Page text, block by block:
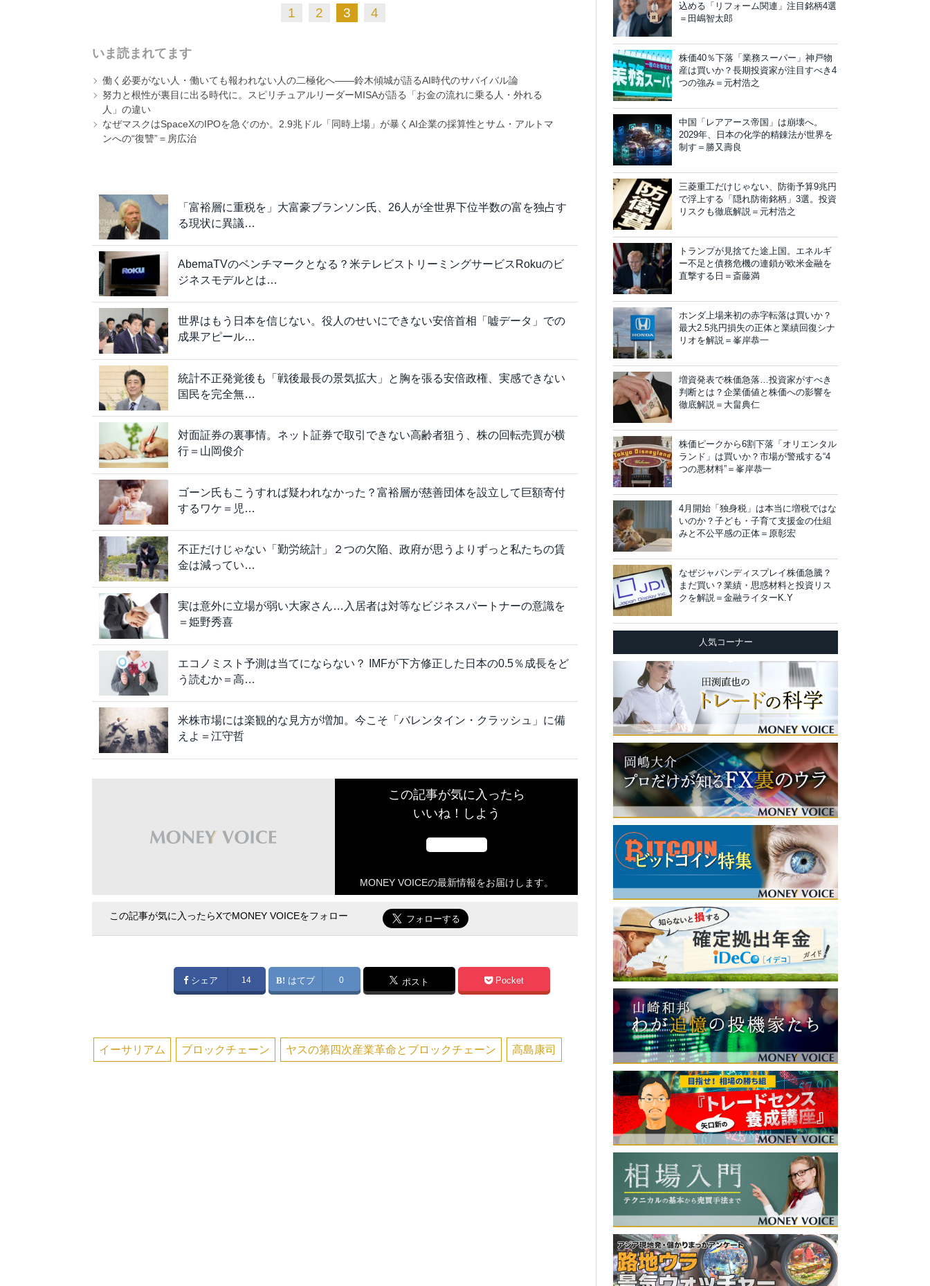
1 2 3 4
いま読まれてます
働く必要がない人・働いても報われない人の二極化へ――鈴木傾城が語るAI時代のサバイバル論
努力と根性が裏目に出る時代に。スピリチュアルリーダーMISAが語る「お金の流れに乗る人・外れる
人」の違い
なぜマスクはSpaceXのIPOを急ぐのか。2.9兆ドル「同時上場」が暴くAI企業の採算性とサム・アルトマ
ンへの“復讐”＝房広治
「富裕層に重税を」大富豪ブランソン氏、26人が全世界下位半数の富を独占す
る現状に異議…
AbemaTVのベンチマークとなる？米テレビストリーミングサービスRokuのビ
ジネスモデルとは…
世界はもう日本を信じない。役人のせいにできない安倍首相「嘘データ」での
成果アピール…
統計不正発覚後も「戦後最長の景気拡大」と胸を張る安倍政権、実感できない
国民を完全無…
対面証券の裏事情。ネット証券で取引できない高齢者狙う、株の回転売買が横
行＝山岡俊介
ゴーン氏もこうすれば疑われなかった？富裕層が慈善団体を設立して巨額寄付
するワケ＝児…
不正だけじゃない「勤労統計」２つの欠陥、政府が思うよりずっと私たちの賃
金は減ってい…
実は意外に立場が弱い大家さん…入居者は対等なビジネスパートナーの意識を
＝姫野秀喜
エコノミスト予測は当てにならない？ IMFが下方修正した日本の0.5％成長をど
う読むか＝高…
米株市場には楽観的な見方が増加。今こそ「バレンタイン・クラッシュ」に備
えよ＝江守哲
この記事が気に入ったら
いいね！しよう
MONEY VOICEの最新情報をお届けします。
この記事が気に入ったらXでMONEY VOICEをフォロー
シェア 14 はてブ 0 ポスト Pocket
イーサリアム ブロックチェーン ヤスの第四次産業革命とブロックチェーン 高島康司
込める「リフォーム関連」注目銘柄4選
＝田嶋智太郎
株価40％下落「業務スーパー」神戸物
産は買いか？長期投資家が注目すべき4
つの強み＝元村浩之
中国「レアアース帝国」は崩壊へ。
2029年、日本の化学的精錬法が世界を
制す＝勝又壽良
三菱重工だけじゃない、防衛予算9兆円
で浮上する「隠れ防衛銘柄」3選。投資
リスクも徹底解説＝元村浩之
トランプが見捨てた途上国。エネルギ
ー不足と債務危機の連鎖が欧米金融を
直撃する日＝斎藤満
ホンダ上場来初の赤字転落は買いか？
最大2.5兆円損失の正体と業績回復シナ
リオを解説＝峯岸恭一
増資発表で株価急落…投資家がすべき
判断とは？企業価値と株価への影響を
徹底解説＝大畠典仁
株価ピークから6割下落「オリエンタル
ランド」は買いか？市場が警戒する“4
つの悪材料”＝峯岸恭一
4月開始「独身税」は本当に増税ではな
いのか？子ども・子育て支援金の仕組
みと不公平感の正体＝原彰宏
なぜジャパンディスプレイ株価急騰？
まだ買い？業績・思惑材料と投資リス
クを解説＝金融ライターK.Y
人気コーナー